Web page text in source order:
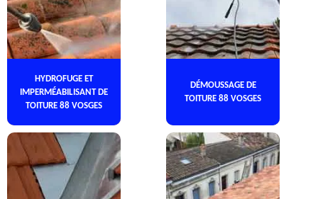
HYDROFUGE ET
IMPERMÉABILISANT DE
TOITURE 88 VOSGES
DÉMOUSSAGE DE
TOITURE 88 VOSGES